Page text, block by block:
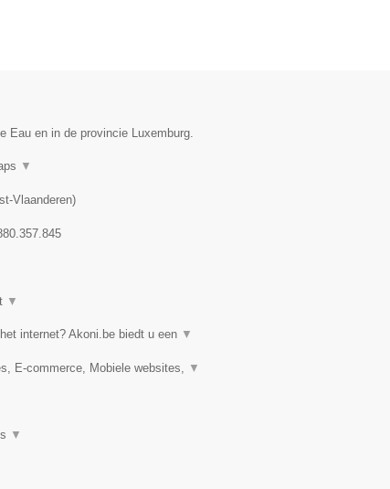
Eau en in de provincie Luxemburg.
▼
Vlaanderen)
▼
internet? Akoni.be biedt u een ▼
E-commerce, Mobiele websites, ▼
▼